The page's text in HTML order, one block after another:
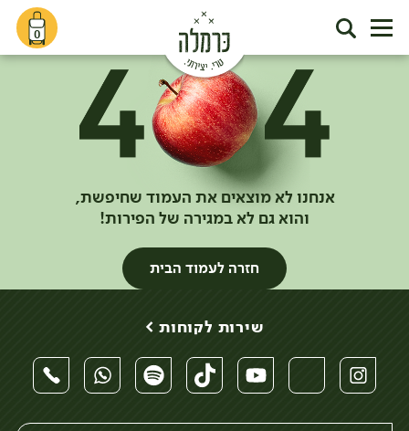
0
אנחנו לא מוצאים את העמוד שחיפשת,
והוא גם לא במגירה של הפירות!
חזרה לעמוד הבית
שירות לקוחות >